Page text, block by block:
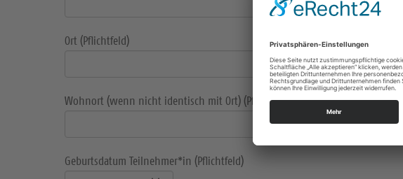
Ort (Pflichtfeld)
Wohnort (wenn nicht identisch mit Ort) (Pflichtfeld)
Geburtsdatum Teilnehmer*in (Pflichtfeld)